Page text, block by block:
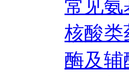
常见
核酸类
酶及辅